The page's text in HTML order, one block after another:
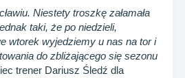
Niestety troszkę załamała
taki, że po niedzieli,
wtorek wyjedziemy u nas na tor i
do zbliżającego się sezonu
trener Dariusz Śledź dla